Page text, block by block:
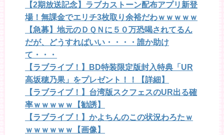
【2期放送記念】ラブカストーン配布アプリ新登
場！無課金でエリチ3枚取り余裕だわｗｗｗｗｗ
【急募】地元のＤＱＮに５０万恐喝されてるん
だが、どうすればいい・・・・誰か助け
て・・・
【ラブライブ！】BD特装限定版封入特典「UR
高坂穂乃果」をプレゼント！！【詳細】
【ラブライブ！】台湾版スクフェスのUR出る確
率ｗｗｗｗｗ【勧誘】
【ラブライブ！】かよちんのこの状況わろたｗ
ｗｗｗｗｗｗ【画像】